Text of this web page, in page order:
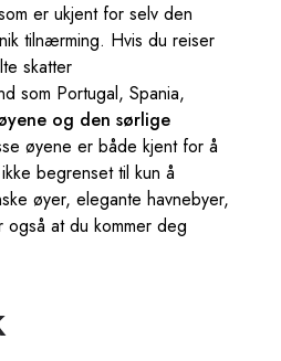
er ukjent for selv den
tilnærming. Hvis du reiser
skatter
som Portugal, Spania,
og den sørlige
øyene er både kjent for å
begrenset til kun å
øyer, elegante havnebyer,
at du kommer deg